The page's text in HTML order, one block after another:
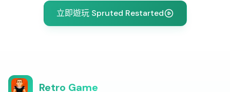
立即遊玩 Spruted Restarted
Retro Game